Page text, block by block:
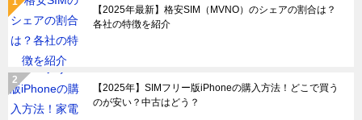
【2025年最新】格安SIM（MVNO）のシェアの割合は？
各社の特徴を紹介
【2025年】SIMフリー版iPhoneの購入方法！どこで買う
のが安い？中古はどう？